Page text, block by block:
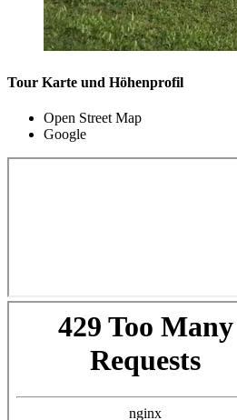
Tour Karte und Höhenprofil
Open Street Map
Google